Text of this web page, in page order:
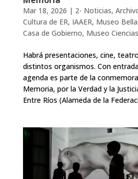
Mar 18, 2026 | 2- Noticias,
Cultura de ER, IAAER, Museo
Casa de Gobierno, Museo
Habrá presentaciones, cine,
distintos organismos. Con
agenda es parte de la
Memoria, por la Verdad y la
Entre Ríos (Alameda de la